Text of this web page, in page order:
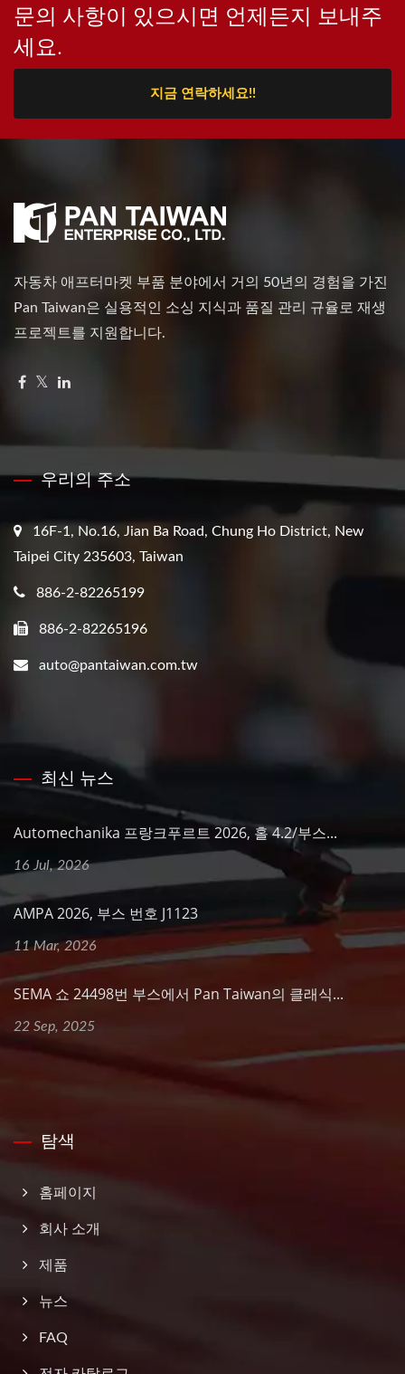
문의 사항이 있으시면 언제든지 보내주
세요.
지금 연락하세요!!
자동차 애프터마켓 부품 분야에서 거의 50년의 경험을 가진
Pan Taiwan은 실용적인 소싱 지식과 품질 관리 규율로 재생
프로젝트를 지원합니다.
우리의 주소
16F-1, No.16, Jian Ba Road, Chung Ho District, New
Taipei City 235603, Taiwan
886-2-82265199
886-2-82265196
auto@pantaiwan.com.tw
최신 뉴스
Automechanika 프랑크푸르트 2026, 홀 4.2/부스...
16 Jul, 2026
AMPA 2026, 부스 번호 J1123
11 Mar, 2026
SEMA 쇼 24498번 부스에서 Pan Taiwan의 클래식...
22 Sep, 2025
탐색
홈페이지
회사 소개
제품
뉴스
FAQ